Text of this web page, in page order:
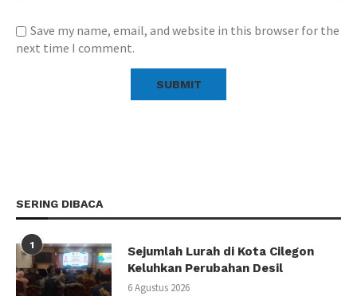
Save my name, email, and website in this browser for the
next time I comment.
SERING DIBACA
1
Sejumlah Lurah di Kota Cilegon
Keluhkan Perubahan Desil
6 Agustus 2026